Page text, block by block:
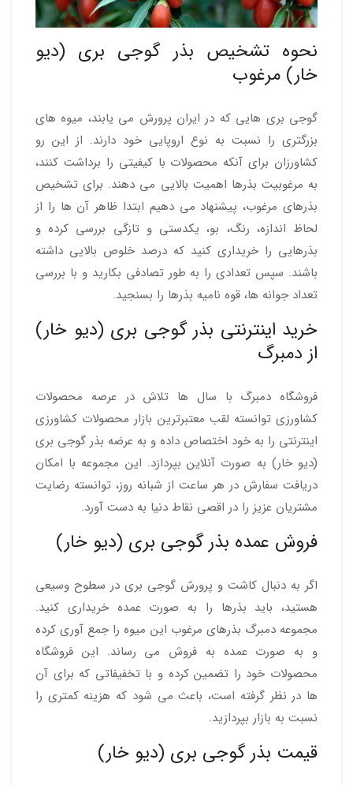
نحوه تشخیص بذر گوجی بری (دیو
خار) مرغوب
گوجی بری هایی که در ایران پرورش می یابند، میوه های
بزرگتری را نسبت به نوع اروپایی خود دارند. از این رو
کشاورزان برای آنکه محصولات با کیفیتی را برداشت کنند،
به مرغوبیت بذرها اهمیت بالایی می دهند. برای تشخیص
بذرهای مرغوب، پیشنهاد می دهیم ابتدا ظاهر آن ها را از
لحاظ اندازه، رنگ، بو، یکدستی و تازگی بررسی کرده و
بذرهایی را خریداری کنید که درصد خلوص بالایی داشته
باشند. سپس تعدادی را به طور تصادفی بکارید و با بررسی
تعداد جوانه ها، قوه نامیه بذرها را بسنجید.
خرید اینترنتی بذر گوجی بری (دیو خار)
از دمبرگ
فروشگاه دمبرگ با سال ها تلاش در عرصه محصولات
کشاورزی توانسته لقب معتبرترین بازار محصولات کشاورزی
اینترنتی را به خود اختصاص داده و به عرضه بذر گوجی بری
(دیو خار) به صورت آنلاین بپردازد. این مجموعه با امکان
دریافت سفارش در هر ساعت از شبانه روز، توانسته رضایت
مشتریان عزیز را در اقصی نقاط دنیا به دست آورد.
فروش عمده بذر گوجی بری (دیو خار)
اگر به دنبال کاشت و پرورش گوجی بری در سطوح وسیعی
هستید، باید بذرها را به صورت عمده خریداری کنید.
مجموعه دمبرگ بذرهای مرغوب این میوه را جمع آوری کرده
و به صورت عمده به فروش می رساند. این فروشگاه
محصولات خود را تضمین کرده و با تخفیفاتی که برای آن
ها در نظر گرفته است، باعث می شود که هزینه کمتری را
نسبت به بازار بپردازید.
قیمت بذر گوجی بری (دیو خار)